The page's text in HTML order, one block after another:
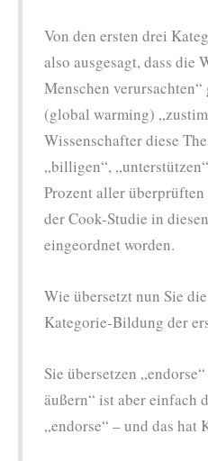
Von den ersten drei
also ausgesagt, dass die
Menschen
(global warming)
Wissenschafter diese
„billigen“,
Prozent aller
der Cook-Studie in
eingeordnet worden.
Wie übersetzt nun Sie
Kategorie-Bildung der
Sie übersetzen
äußern“ ist aber einfach
„endorse“ – und das hat